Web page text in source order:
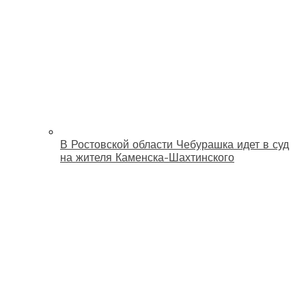
В Ростовской области Чебурашка идет в суд
на жителя Каменска-Шахтинского